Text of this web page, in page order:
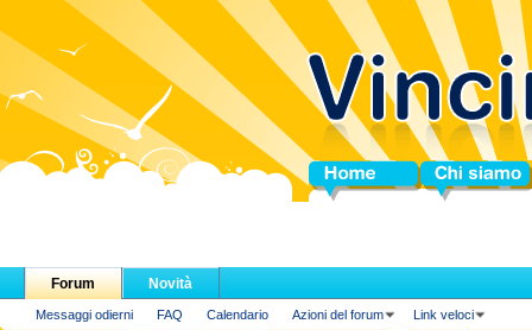
Home Chi siamo
Forum
Messaggi odierni FAQ Calendario Azioni del forum Link veloci
Novità